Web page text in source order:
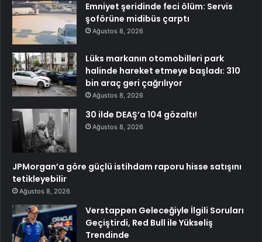
Emniyet şeridinde feci ölüm: Servis
şoförüne midibüs çarptı
Ağustos 8, 2026
Lüks markanın otomobilleri park
halinde hareket etmeye başladı: 310
bin araç geri çağrılıyor
Ağustos 8, 2026
30 ilde DEAŞ’a 104 gözaltı!
Ağustos 8, 2026
JPMorgan’a göre güçlü istihdam raporu hisse satışını
tetikleyebilir
Ağustos 8, 2026
Verstappen Geleceğiyle İlgili Soruları
Geçiştirdi, Red Bull ile Yükseliş
Trendinde